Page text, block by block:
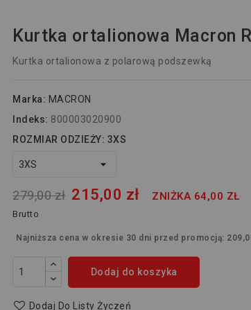
Kurtka ortalionowa Macron
Kurtka ortalionowa z polarową podszewką
Marka: MACRON
Indeks: 800003020900
ROZMIAR ODZIEŻY: 3XS
279,00 zł 215,00 zł ZNIŻKA 64,00 ZŁ
Brutto
Najniższa cena w okresie 30 dni przed promocją:
Dodaj do koszyka
Dodaj Do Listy Życzeń